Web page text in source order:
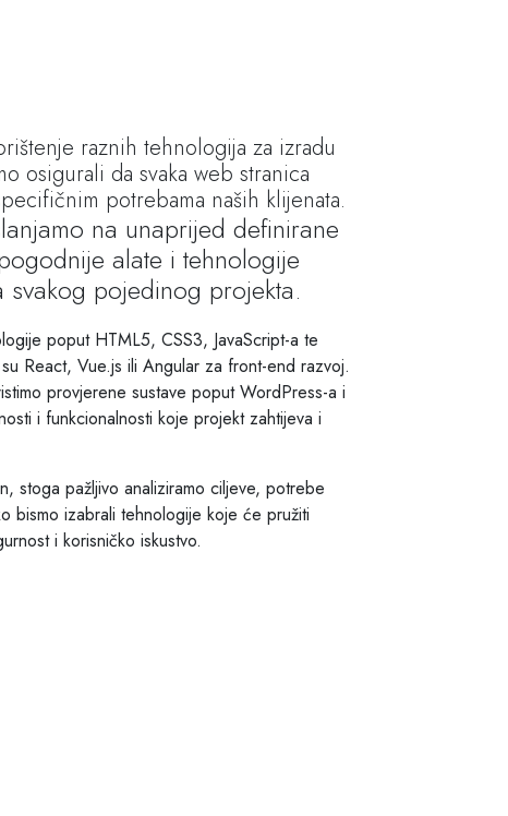
raznih tehnologija za izradu
osigurali da svaka web stranica
potrebama naših klijenata.
na unaprijed definirane
alate i tehnologije
svakog pojedinog projekta.
poput HTML5, CSS3, JavaScript-a te
React, Vue.js ili Angular za front-end razvoj.
provjerene sustave poput WordPress-a i
i funkcionalnosti koje projekt zahtijeva i
stoga pažljivo analiziramo ciljeve, potrebe
bismo izabrali tehnologije koje će pružiti
i korisničko iskustvo.